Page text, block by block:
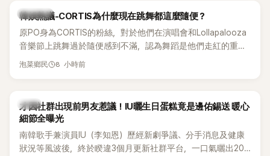
熱議討論
韓娛熱議-CORTIS為什麼現在跳舞都這麼隨便？
原PO身為CORTIS的粉絲，對於他們在演唱會和Lollapalooza
音樂節上跳舞過於隨便感到不滿，認為舞蹈是他們走紅的重要
原因，希望他們能更認真地表演。
泡菜鄉民 8 小時前
韓星
才因社群出現前男友惹議！IU曬生日蛋糕竟是邊佑錫送 暖心
細節全曝光
南韓歌手兼演員IU（李知恩）歷經新劇爭議、分手消息及健康
狀況等風波後，終於睽違3個月更新社群平台，一口氣曬出20